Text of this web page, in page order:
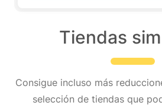
Tiendas
Consigue incluso más
selección de tiendas que